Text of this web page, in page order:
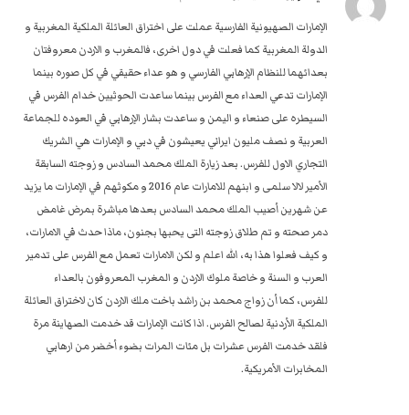
الإمارات الصهيونية الفارسية عملت على اختراق العائلة الملكية المغربية و
الدولة المغربية كما فعلت في دول اخرى، فالمغرب و الاردن معروفتان
بعدائهما للنظام الإرهابي الفارسي و هو عداء حقيقي في كل صوره بينما
الإمارات تدعي العداء مع الفرس بينما ساعدت الحوثيين خدام الفرس في
السيطره على صنعاء و اليمن و ساعدت بشار الإرهابي في العوده للجماعة
العربية و نصف مليون ايراني يعيشون في دبي و الإمارات هي الشريك
التجاري الاول للفرس. بعد زيارة الملك محمد السادس و زوجته السابقة
الأمير لالا سلمى و ابنهم للامارات عام 2016 و مكوثهم في الإمارات ما يزيد
عن شهرين أصيب الملك محمد السادس بعدها مباشرة بمرض غامض
دمر صحته و تم طلاق زوجته التى يحبها بجنون، ماذا حدث في الامارات،
و كيف فعلوا هذا به، الله اعلم و لكن الامارات تعمل مع الفرس على تدمير
العرب و السنة و خاصة ملوك الاردن و المغرب المعروفون بالعداء
للفرس، كما أن زواج محمد بن راشد باخت ملك الاردن كان لاختراق العائلة
الملكية الأردنية لصالح الفرس. اذا كانت الإمارات قد خدمت الصهاينة مرة
فلقد خدمت الفرس عشرات بل مئات المرات بضوء أخضر من ارهابي
المخابرات الأمريكية.